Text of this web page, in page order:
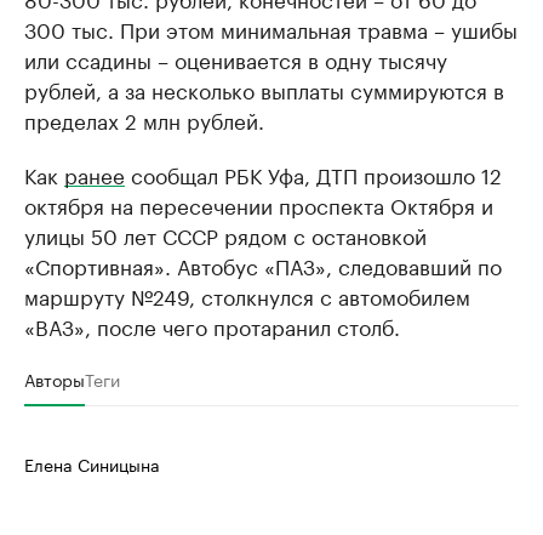
300 тыс. При этом минимальная травма – ушибы
или ссадины – оценивается в одну тысячу
рублей, а за несколько выплаты суммируются в
пределах 2 млн рублей.
Как ранее сообщал РБК Уфа, ДТП произошло 12
октября на пересечении проспекта Октября и
улицы 50 лет СССР рядом с остановкой
«Спортивная». Автобус «ПАЗ», следовавший по
маршруту №249, столкнулся с автомобилем
«ВАЗ», после чего протаранил столб.
АвторыТеги
Елена Синицына